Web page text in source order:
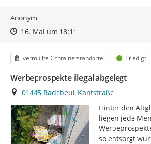
Anonym
Zeitpunkt des Erstellens
Zeitpunkt des Erstellens
16. Mai um 18:11
Kategorie
vermüllte Containerstandorte Status
Erledigt
Werbeprospekte illegal abgelegt
Ort
01445 Radebeul, Kantstraße
Hinter den
liegen jede
so entsorgt